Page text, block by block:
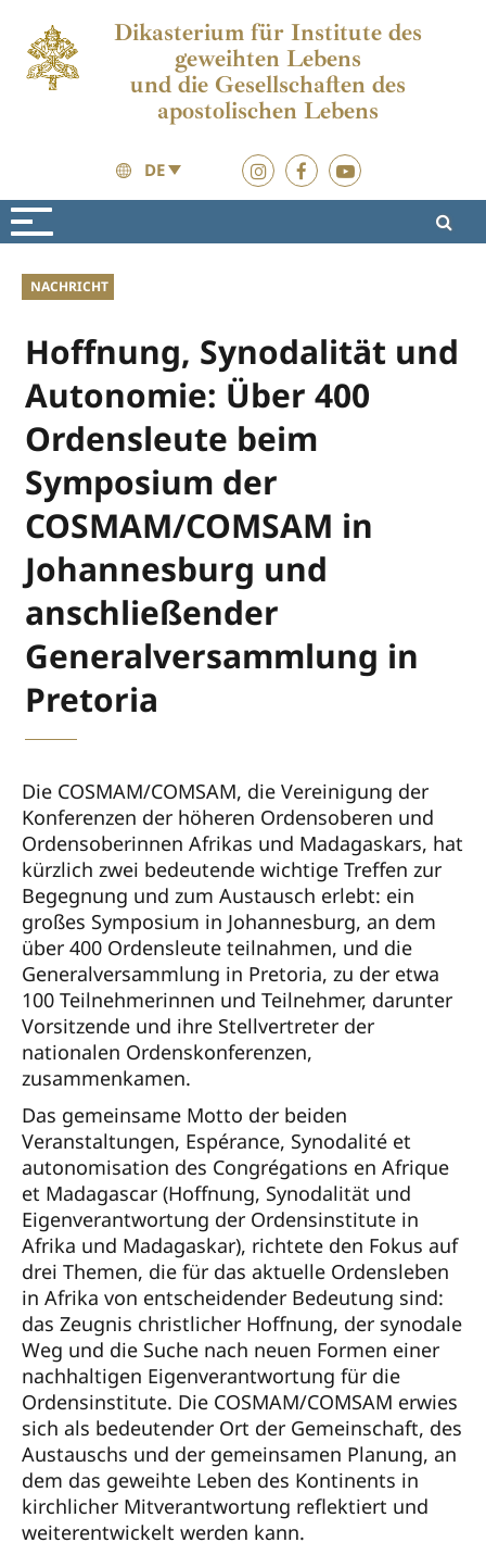
Dikasterium für Institute des
geweihten Lebens
und die Gesellschaften des
apostolischen Lebens
DE
Aktuelles
NACHRICHT
Hoffnung, Synodalität und
Autonomie: Über 400
Ordensleute beim
Symposium der
COSMAM/COMSAM in
Johannesburg und
anschließender
Generalversammlung in
Pretoria
Die COSMAM/COMSAM, die Vereinigung der
Konferenzen der höheren Ordensoberen und
Ordensoberinnen Afrikas und Madagaskars, hat
kürzlich zwei bedeutende wichtige Treffen zur
Begegnung und zum Austausch erlebt: ein
großes Symposium in Johannesburg, an dem
über 400 Ordensleute teilnahmen, und die
Generalversammlung in Pretoria, zu der etwa
100 Teilnehmerinnen und Teilnehmer, darunter
Vorsitzende und ihre Stellvertreter der
nationalen Ordenskonferenzen,
zusammenkamen.
Das gemeinsame Motto der beiden
Veranstaltungen, Espérance, Synodalité et
autonomisation des Congrégations en Afrique
et Madagascar (Hoffnung, Synodalität und
Eigenverantwortung der Ordensinstitute in
Afrika und Madagaskar), richtete den Fokus auf
drei Themen, die für das aktuelle Ordensleben
in Afrika von entscheidender Bedeutung sind:
das Zeugnis christlicher Hoffnung, der synodale
Weg und die Suche nach neuen Formen einer
nachhaltigen Eigenverantwortung für die
Ordensinstitute. Die COSMAM/COMSAM erwies
sich als bedeutender Ort der Gemeinschaft, des
Austauschs und der gemeinsamen Planung, an
dem das geweihte Leben des Kontinents in
kirchlicher Mitverantwortung reflektiert und
weiterentwickelt werden kann.